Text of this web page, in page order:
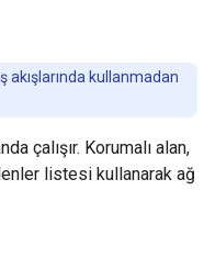
akışlarında kullanmadan
çalışır. Korumalı alan,
listesi kullanarak ağ